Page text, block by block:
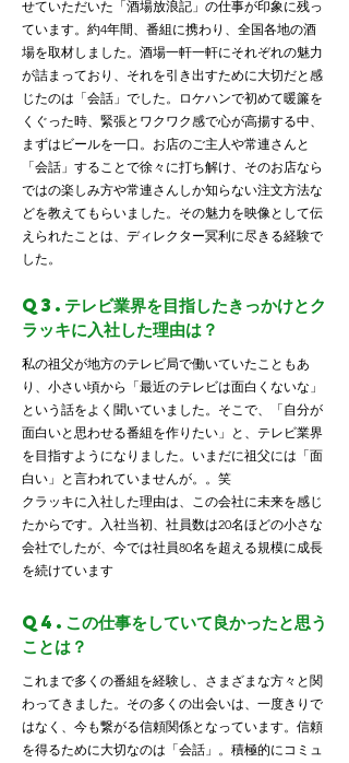
せていただいた「酒場放浪記」の仕事が印象に残っ
ています。約4年間、番組に携わり、全国各地の酒
場を取材しました。酒場一軒一軒にそれぞれの魅力
が詰まっており、それを引き出すために大切だと感
じたのは「会話」でした。ロケハンで初めて暖簾を
くぐった時、緊張とワクワク感で心が高揚する中、
まずはビールを一口。お店のご主人や常連さんと
「会話」することで徐々に打ち解け、そのお店なら
ではの楽しみ方や常連さんしか知らない注文方法な
どを教えてもらいました。その魅力を映像として伝
えられたことは、ディレクター冥利に尽きる経験で
した。
Q3.テレビ業界を目指したきっかけとク
ラッキに入社した理由は？
私の祖父が地方のテレビ局で働いていたこともあ
り、小さい頃から「最近のテレビは面白くないな」
という話をよく聞いていました。そこで、「自分が
面白いと思わせる番組を作りたい」と、テレビ業界
を目指すようになりました。いまだに祖父には「面
白い」と言われていませんが。。笑
クラッキに入社した理由は、この会社に未来を感じ
たからです。入社当初、社員数は20名ほどの小さな
会社でしたが、今では社員80名を超える規模に成長
を続けています
Q4.この仕事をしていて良かったと思う
ことは？
これまで多くの番組を経験し、さまざまな方々と関
わってきました。その多くの出会いは、一度きりで
はなく、今も繋がる信頼関係となっています。信頼
を得るために大切なのは「会話」。積極的にコミュ